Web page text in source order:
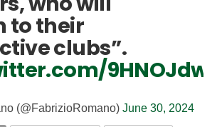
to their
clubs”.
(@FabrizioRomano) June 30, 2024